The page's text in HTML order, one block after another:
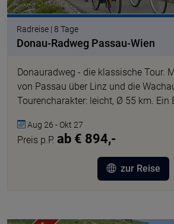
Radreise | 8 Tage
Donau-Radweg Passau-Wien
Donauradweg - die klassische Tour.
von Passau über Linz und die
Tourencharakter: leicht, Ø 55 km. Ein
Aug 26 - Okt 27
Preis p.P. ab € 894,-
zur Reise